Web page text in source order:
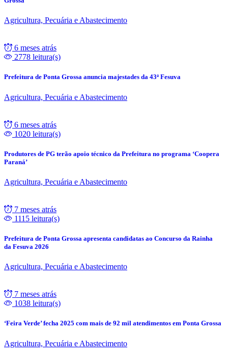
Agricultura, Pecuária e Abastecimento
6 meses atrás
2778 leitura(s)
Prefeitura de Ponta Grossa anuncia majestades da 43ª Fesuva
Agricultura, Pecuária e Abastecimento
6 meses atrás
1020 leitura(s)
Produtores de PG terão apoio técnico da Prefeitura no programa ‘Coopera
Paraná’
Agricultura, Pecuária e Abastecimento
7 meses atrás
1115 leitura(s)
Prefeitura de Ponta Grossa apresenta candidatas ao Concurso da Rainha
da Fesuva 2026
Agricultura, Pecuária e Abastecimento
7 meses atrás
1038 leitura(s)
‘Feira Verde’ fecha 2025 com mais de 92 mil atendimentos em Ponta Grossa
Agricultura, Pecuária e Abastecimento